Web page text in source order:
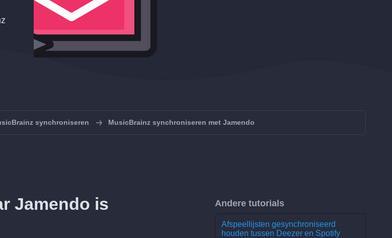
synchroniseren MusicBrainz synchroniseren met Jamendo
Jamendo is
Andere tutorials
Afspeellijsten gesynchroniseerd
houden tussen Deezer en Spotify